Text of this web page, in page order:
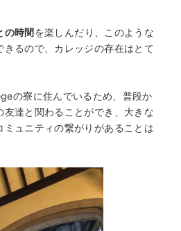
の時間を楽しんだり、このような
きるので、カレッジの存在はとて
の寮に住んでいるため、普段か
友達と関わることができ、大きな
ミュニティの繋がりがあることは